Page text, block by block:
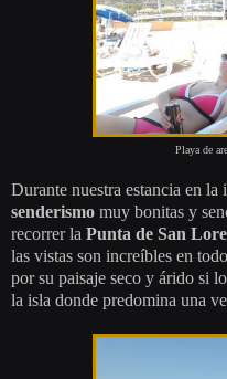
Playa de
Durante nuestra estancia en la
senderismo muy bonitas y
recorrer la Punta de San
las vistas son increíbles en
por su paisaje seco y árido si
la isla donde predomina una